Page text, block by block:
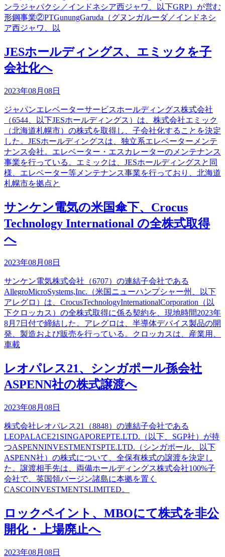
ンラジャパクシ／インドネシア西ジャワ、以下GRP）が営む
形鋼事業②PTGunungGaruda（グヌンガルーダ／インドネシ
ア西ジャワ、以
JESホールディングス、エミックを子
会社化へ
2023年08月08日
ジャパンエレベーターサービスホールディングス株式会社
（6544、以下JESホールディングス）は、株式会社エミック
（北海道札幌市）の株式を取得し、子会社化することを決定
した。JESホールディングスは、独立系エレベーターメンテ
ナンス会社。エレベーター・エスカレーターのメンテナンス
事業を行っている。エミックは、JESホールディングスと同
様、エレベーター等メンテナンス事業を行っており、北海道
札幌市を拠点と
サンケン電気の米国傘下、Crocus
Technology International の全株式取得
へ
2023年08月08日
サンケン電気株式会社（6707）の連結子会社である
AllegroMicroSystems,Inc.（米国ニューハンプシャー州、以下
アレグロ）は、CrocusTechnologyInternationalCorporation（以
下クロッカス）の全株式取得に係る契約を、現地時間2023年
8月7日付で締結した。アレグロは、半導体デバイス製品の開
発、製造および販売を行っている。クロッカスは、産業用、
車載
レオパレス21、シンガポール孫会社
ASPENN社の株式譲渡へ
2023年08月08日
株式会社レオパレス21（8848）の連結子会社である
LEOPALACE21SINGAPOREPTE.LTD.（以下、SGP社）が持
つASPENNINVESTMENTSPTE.LTD.（シンガポール、以下
ASPENN社）の株式について、全保有株式の譲渡を決定し
た。譲渡相手先は、両備ホールディングス株式会社100%子
会社で、英国領バージン諸島に本拠を置く
CASCOINVESTMENTSLIMITED。
ロックペイント、MBOにて株式を非公
開化・上場廃止へ
2023年08月08日